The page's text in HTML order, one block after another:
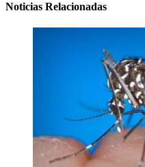
Noticias Relacionadas